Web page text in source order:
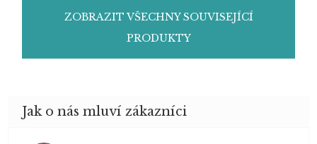
ZOBRAZIT VŠECHNY SOUVISEJÍCÍ
PRODUKTY